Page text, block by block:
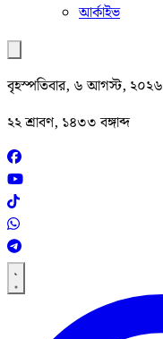
আর্কাইভ
বৃহস্পতিবার, ৬ আগস্ট, ২০২৬
২২ শ্রাবণ, ১৪৩৩ বঙ্গাব্দ